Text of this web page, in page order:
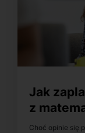
Jak
z
Choć opinie się